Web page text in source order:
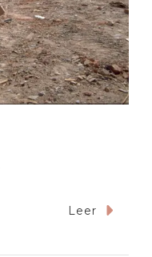
Leer